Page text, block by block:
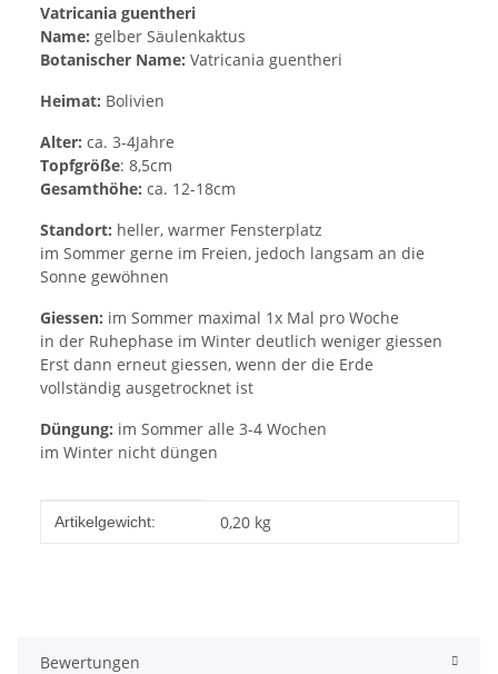
Vatricania guentheri
Name: gelber Säulenkaktus
Botanischer Name: Vatricania guentheri
Heimat: Bolivien
Alter: ca. 3-4Jahre
Topfgröße: 8,5cm
Gesamthöhe: ca. 12-18cm
Standort: heller, warmer Fensterplatz
im Sommer gerne im Freien, jedoch langsam an die
Sonne gewöhnen
Giessen: im Sommer maximal 1x Mal pro Woche
in der Ruhephase im Winter deutlich weniger giessen
Erst dann erneut giessen, wenn der die Erde
vollständig ausgetrocknet ist
Düngung: im Sommer alle 3-4 Wochen
im Winter nicht düngen
Produkteigenschaft
Wert
Artikelgewicht: 0,20 kg
Bewertungen